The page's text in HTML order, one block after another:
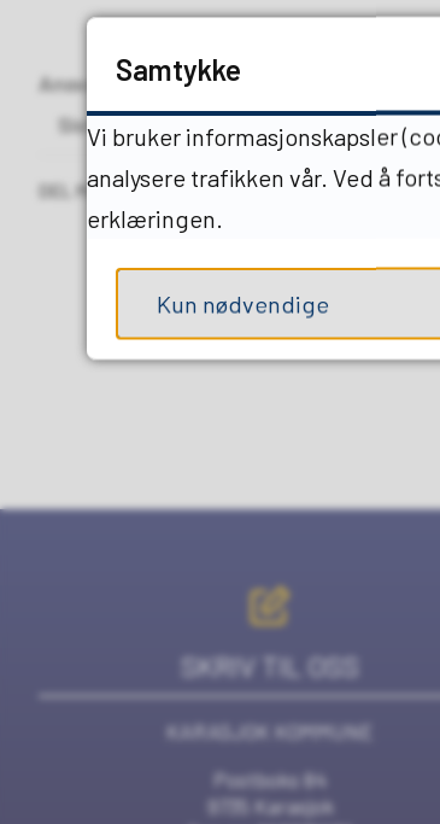
Ansvarlig Sanja Kubat
Sist endret 23.06.2026 12.15
DEL MED ANDRE
SKRIV TIL OSS
KARASJOK KOMMUNE
Postboks 84
9735 Karasjok
Samtykke
Vi bruker informasjonskapsler
analysere trafikken vår. Ved å
erklæringen.
Kun nødvendige